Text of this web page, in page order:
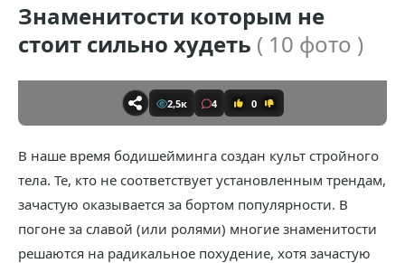
Знаменитости которым не
стоит сильно худеть ( 10 фото )
2,5к 4 0
В наше время бодишейминга создан культ стройного
тела. Те, кто не соответствует установленным трендам,
зачастую оказывается за бортом популярности. В
погоне за славой (или ролями) многие знаменитости
решаются на радикальное похудение, хотя зачастую